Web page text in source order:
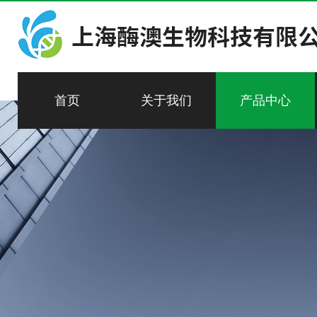
首页 关于我们 产品中心